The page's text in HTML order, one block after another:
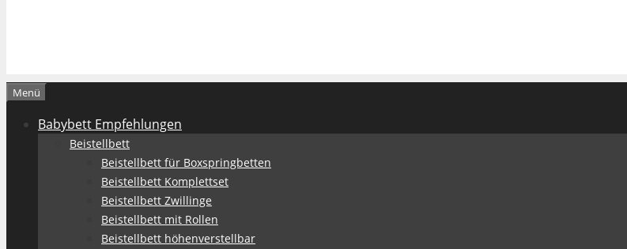
Menü
Babybett Empfehlungen
Beistellbett
Beistellbett für Boxspringbetten
Beistellbett Komplettset
Beistellbett Zwillinge
Beistellbett mit Rollen
Beistellbett höhenverstellbar